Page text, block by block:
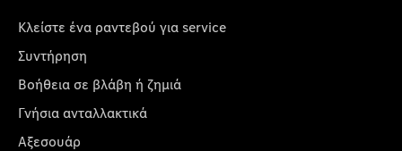
Κλείστε ένα ραντεβού για service
Συντήρηση
Βοήθεια σε βλάβη ή ζημιά
Γνήσια ανταλλακτικά
Αξεσουάρ